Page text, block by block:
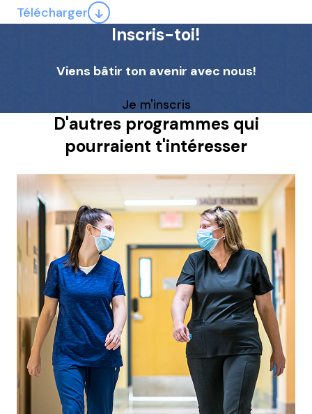
Télécharger
Inscris-toi!
Viens bâtir ton avenir avec nous!
Je m'inscris
D'autres programmes qui
pourraient t'intéresser